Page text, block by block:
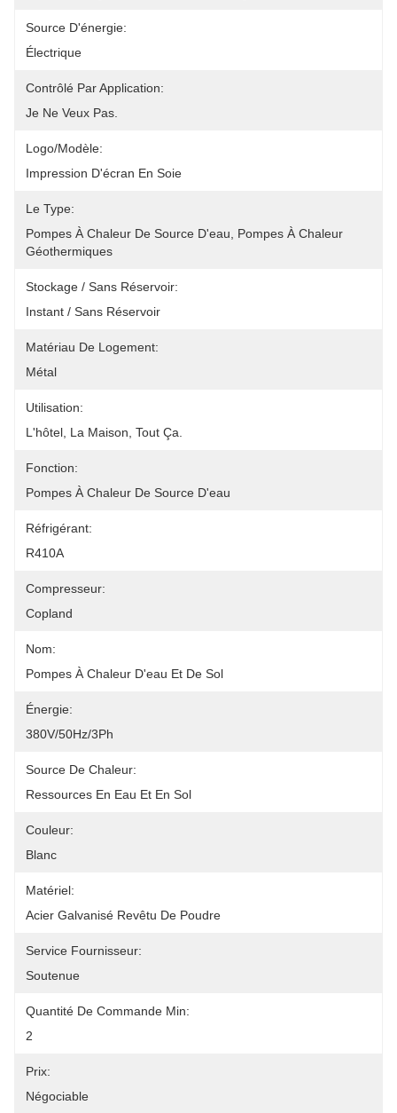
Source D'énergie:
Électrique
Contrôlé Par Application:
Je Ne Veux Pas.
Logo/modèle:
Impression D'écran En Soie
Le Type:
Pompes À Chaleur De Source D'eau, Pompes À Chaleur
Géothermiques
Stockage / Sans Réservoir:
Instant / Sans Réservoir
Matériau De Logement:
Métal
Utilisation:
L'hôtel, La Maison, Tout Ça.
Fonction:
Pompes À Chaleur De Source D'eau
Réfrigérant:
R410A
Compresseur:
Copland
Nom:
Pompes À Chaleur D'eau Et De Sol
Énergie:
380V/50Hz/3Ph
Source De Chaleur:
Ressources En Eau Et En Sol
Couleur:
Blanc
Matériel:
Acier Galvanisé Revêtu De Poudre
Service Fournisseur:
Soutenue
Quantité De Commande Min:
2
Prix:
Négociable